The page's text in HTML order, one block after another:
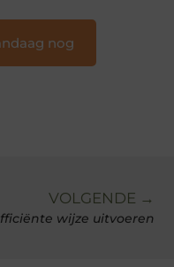
nog
VOLGENDE →
wijze uitvoeren